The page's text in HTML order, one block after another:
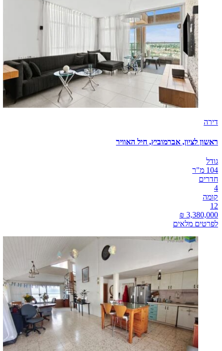
דירה
ראשון לציון, אברמוביץ, חיל האוויר
גודל
104 מ"ר
חדרים
4
קומה
12
לפרטים מלאים